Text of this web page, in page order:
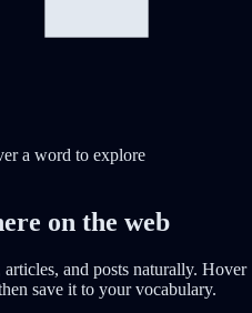
a word to explore
on the web
and posts naturally. Hover
save it to your vocabulary.